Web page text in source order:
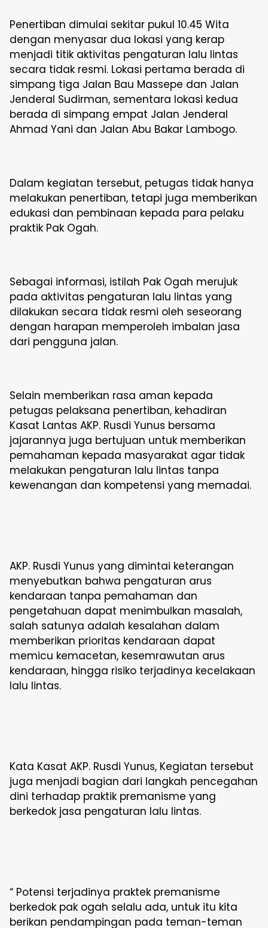
Penertiban dimulai sekitar pukul 10.45 Wita
dengan menyasar dua lokasi yang kerap
menjadi titik aktivitas pengaturan lalu lintas
secara tidak resmi. Lokasi pertama berada di
simpang tiga Jalan Bau Massepe dan Jalan
Jenderal Sudirman, sementara lokasi kedua
berada di simpang empat Jalan Jenderal
Ahmad Yani dan Jalan Abu Bakar Lambogo.
Dalam kegiatan tersebut, petugas tidak hanya
melakukan penertiban, tetapi juga memberikan
edukasi dan pembinaan kepada para pelaku
praktik Pak Ogah.
Sebagai informasi, istilah Pak Ogah merujuk
pada aktivitas pengaturan lalu lintas yang
dilakukan secara tidak resmi oleh seseorang
dengan harapan memperoleh imbalan jasa
dari pengguna jalan.
Selain memberikan rasa aman kepada
petugas pelaksana penertiban, kehadiran
Kasat Lantas AKP. Rusdi Yunus bersama
jajarannya juga bertujuan untuk memberikan
pemahaman kepada masyarakat agar tidak
melakukan pengaturan lalu lintas tanpa
kewenangan dan kompetensi yang memadai.
AKP. Rusdi Yunus yang dimintai keterangan
menyebutkan bahwa pengaturan arus
kendaraan tanpa pemahaman dan
pengetahuan dapat menimbulkan masalah,
salah satunya adalah kesalahan dalam
memberikan prioritas kendaraan dapat
memicu kemacetan, kesemrawutan arus
kendaraan, hingga risiko terjadinya kecelakaan
lalu lintas.
Kata Kasat AKP. Rusdi Yunus, Kegiatan tersebut
juga menjadi bagian dari langkah pencegahan
dini terhadap praktik premanisme yang
berkedok jasa pengaturan lalu lintas.
“ Potensi terjadinya praktek premanisme
berkedok pak ogah selalu ada, untuk itu kita
berikan pendampingan pada teman-teman